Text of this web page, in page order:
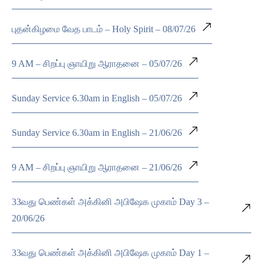
புதன்கிழமை வேத பாடம் – Holy Spirit – 08/07/26
9 AM – சிறப்பு ஞாயிறு ஆராதனை – 05/07/26
Sunday Service 6.30am in English – 05/07/26
Sunday Service 6.30am in English – 21/06/26
9 AM – சிறப்பு ஞாயிறு ஆராதனை – 21/06/26
33வது பெண்கள் அக்கினி அபிஷேக முகாம் Day 3 –
20/06/26
33வது பெண்கள் அக்கினி அபிஷேக முகாம் Day 1 –